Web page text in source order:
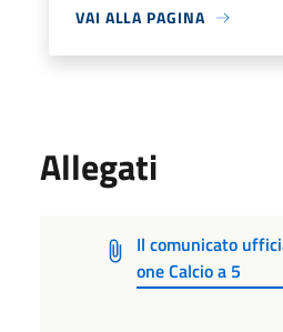
VAI ALLA PAGINA
Allegati
Il comunicato
one Calcio a 5